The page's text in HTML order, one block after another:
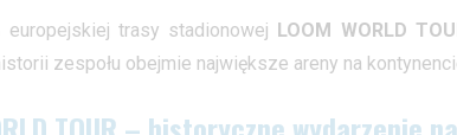
trasy stadionowej LOOM WORLD
zespołu obejmie największe areny na